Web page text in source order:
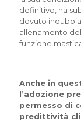
definitivo, ha
dovuto
allenamento
funzione
Anche in
l’adozione
permesso di
predittività